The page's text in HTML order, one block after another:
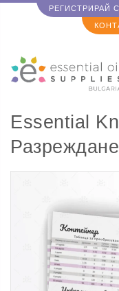
РЕГИСТРИРАЙ
Essential